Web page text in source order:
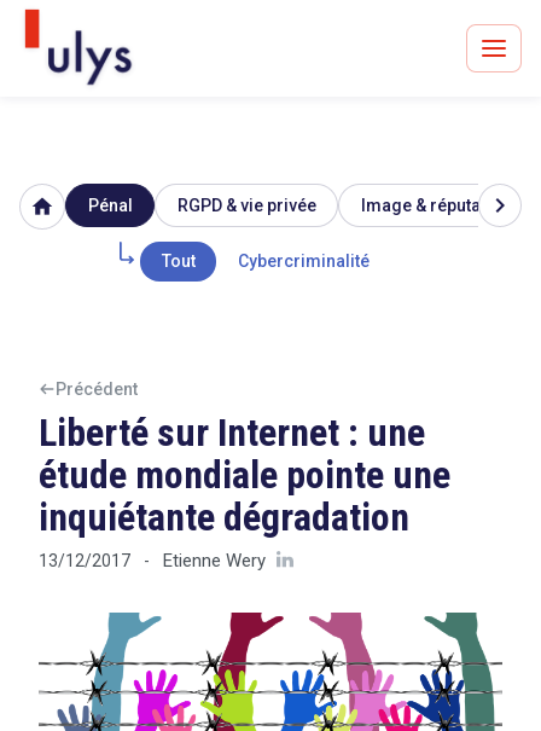
Avocats à Paris & Bruxelles
Leader en droit de l'innovation depuis 30 ans
Tout sur le RGPD
Tout sur le droit de l'innovation
home Pénal RGPD & vie privée Image & réputation
Tout Cybercriminalité
chevron_right
Précédent
Liberté sur Internet : une
étude mondiale pointe une
inquiétante dégradation
13/12/2017 - Etienne Wery